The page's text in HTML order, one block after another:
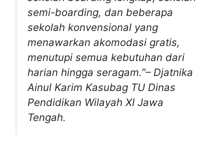
semi-boarding, dan beberapa
sekolah konvensional yang
menawarkan akomodasi gratis,
menutupi semua kebutuhan dari
harian hingga seragam.”– Djatnika
Ainul Karim Kasubag TU Dinas
Pendidikan Wilayah XI Jawa
Tengah.